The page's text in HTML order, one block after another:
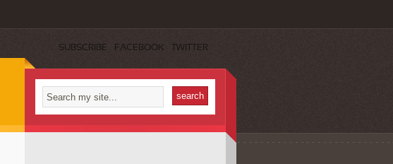
SUBSCRIBE FACEBOOK TWITTER